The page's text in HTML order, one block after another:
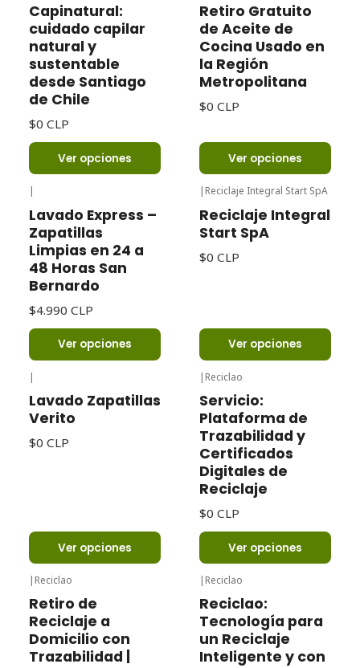
Capinatural:
cuidado capilar
natural y
sustentable
desde Santiago
de Chile
$0 CLP
Ver opciones
Retiro Gratuito
de Aceite de
Cocina Usado en
la Región
Metropolitana
$0 CLP
Ver opciones
|
Lavado Express –
Zapatillas
Limpias en 24 a
48 Horas San
Bernardo
$4.990 CLP
Ver opciones
| Reciclaje Integral Start SpA
Reciclaje Integral
Start SpA
$0 CLP
Ver opciones
|
Lavado Zapatillas
Verito
$0 CLP
Ver opciones
| Reciclao
Servicio:
Plataforma de
Trazabilidad y
Certificados
Digitales de
Reciclaje
$0 CLP
Ver opciones
| Reciclao
Retiro de
Reciclaje a
Domicilio con
Trazabilidad |
| Reciclao
Reciclao:
Tecnología para
un Reciclaje
Inteligente y con